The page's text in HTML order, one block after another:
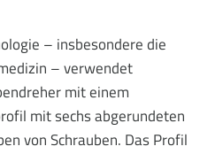
– insbesondere die
– verwendet
mit einem
mit sechs abgerundeten
von Schrauben. Das Profil